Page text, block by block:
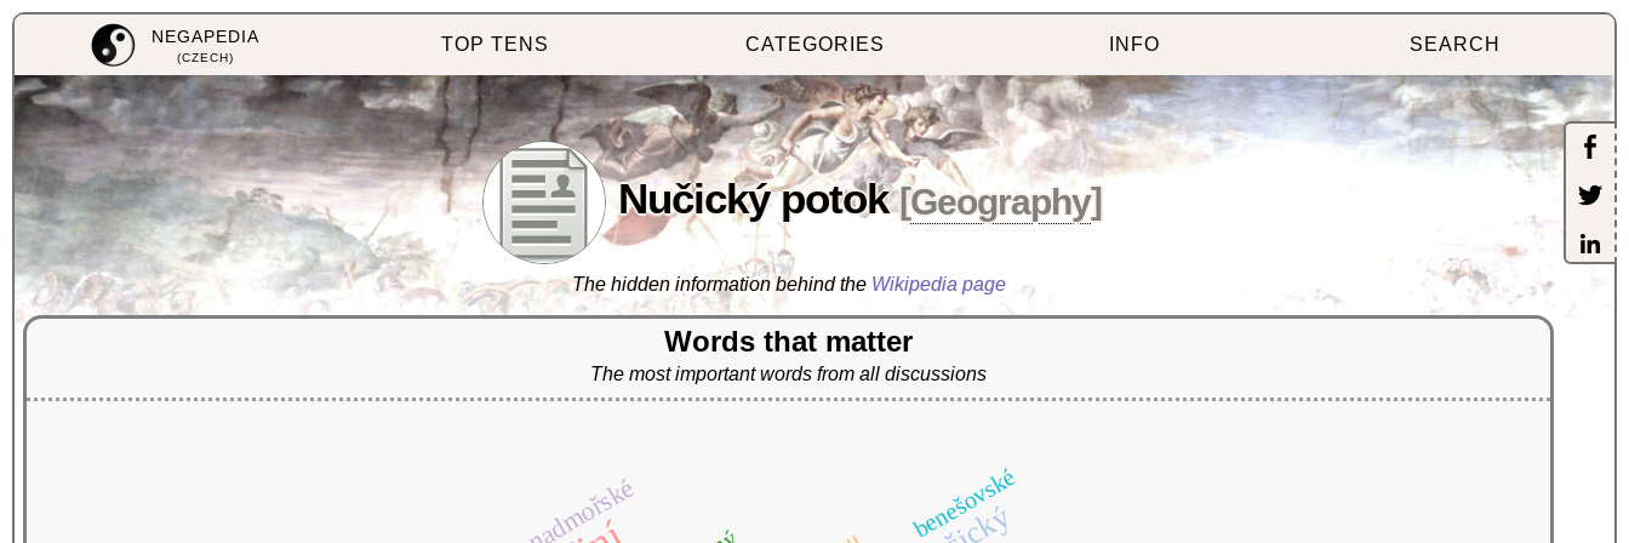
NEGAPEDIA
(CZECH)
TOP TENS CATEGORIES INFO SEARCH
Nučický potok [Geography]
The hidden information behind the Wikipedia page
Words that matter
The most important words from all discussions
nadmořské benešovské